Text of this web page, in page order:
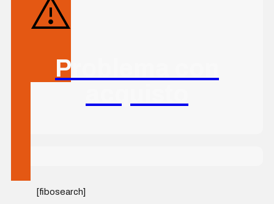
Problema con
[fibosearch]